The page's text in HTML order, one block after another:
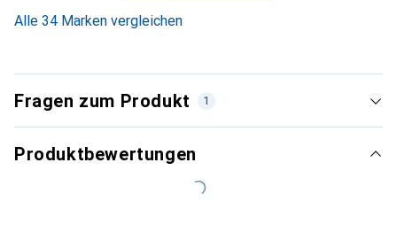
Alle 34 Marken vergleichen
Fragen zum Produkt 1
Produktbewertungen